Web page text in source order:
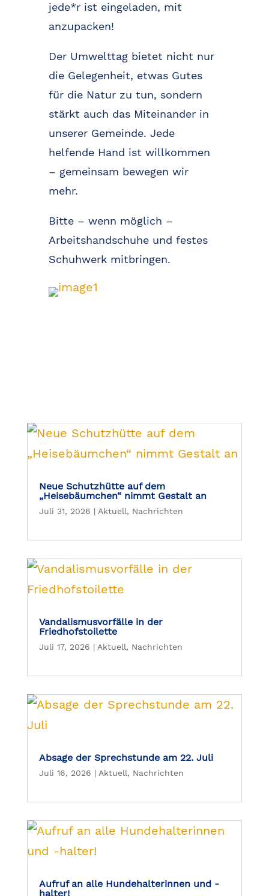
jede*r ist eingeladen, mit
anzupacken!
Der Umwelttag bietet nicht nur
die Gelegenheit, etwas Gutes
für die Natur zu tun, sondern
stärkt auch das Miteinander in
unserer Gemeinde. Jede
helfende Hand ist willkommen
– gemeinsam bewegen wir
mehr.
Bitte – wenn möglich –
Arbeitshandschuhe und festes
Schuhwerk mitbringen.
Neue Schutzhütte auf dem
„Heisebäumchen“ nimmt Gestalt an
Juli 31, 2026 | Aktuell, Nachrichten
Vandalismusvorfälle in der
Friedhofstoilette
Juli 17, 2026 | Aktuell, Nachrichten
Absage der Sprechstunde am 22. Juli
Juli 16, 2026 | Aktuell, Nachrichten
Aufruf an alle Hundehalterinnen und -
halter!